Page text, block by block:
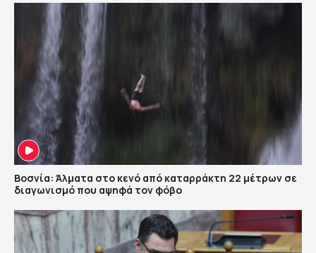
Βοσνία: Άλματα στο κενό από καταρράκτη 22 μέτρων σε
διαγωνισμό που αψηφά τον φόβο